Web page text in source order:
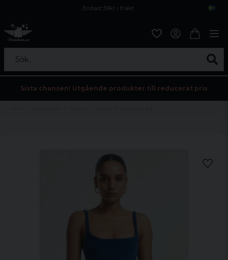
Endast 59kr i frakt
Sök...
Sista chansen! Utgående produkter till reducerat pris